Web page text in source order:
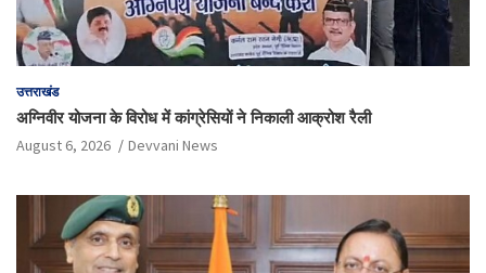
उत्तराखंड
अग्निवीर योजना के विरोध में कांग्रेसियों ने निकाली आक्रोश रैली
August 6, 2026 Devvani News